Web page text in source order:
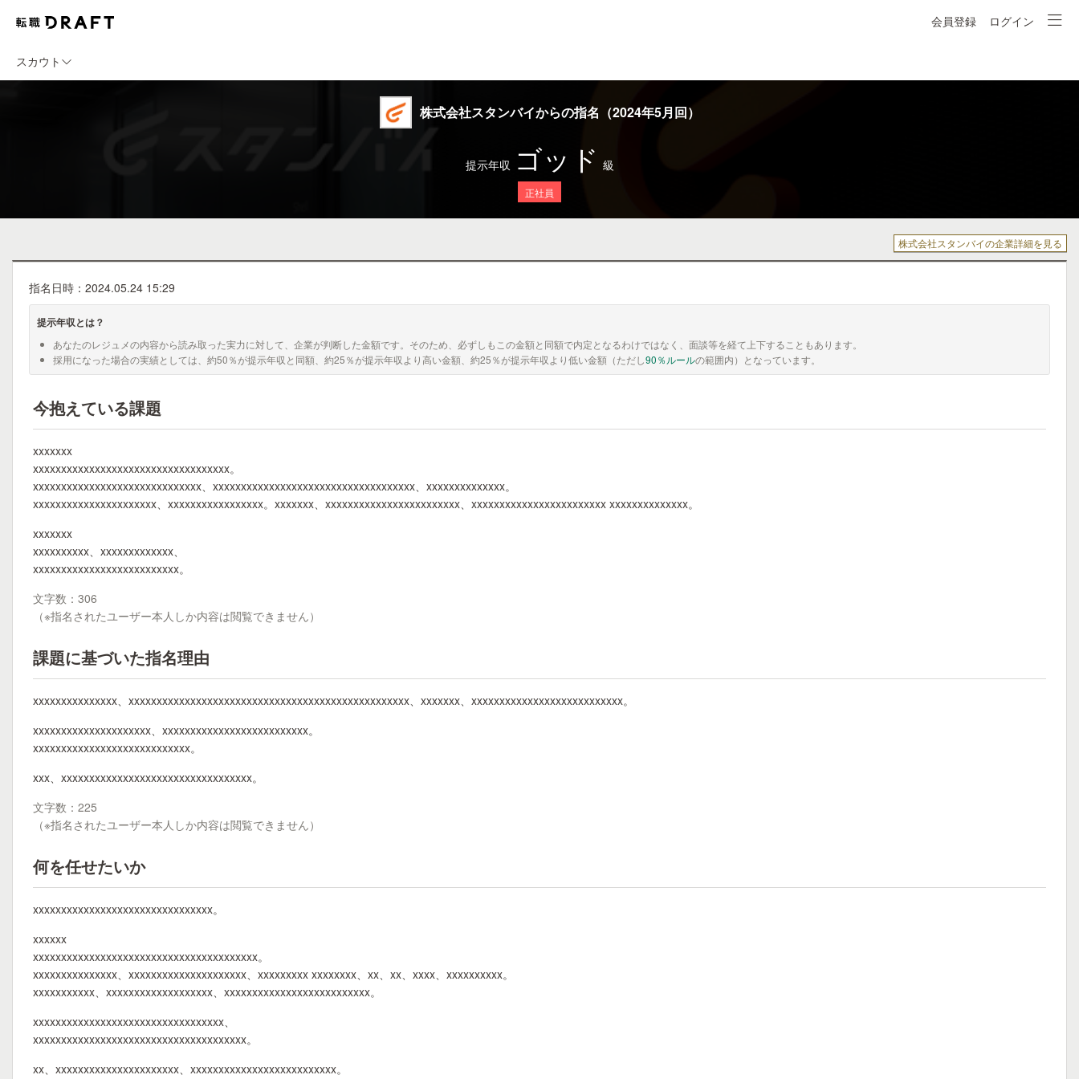
会員登録 ログイン
スカウト
株式会社スタンバイからの指名（2024年5月回）
提示年収 ゴッド 級
正社員
株式会社スタンバイの企業詳細を見る
指名日時：2024.05.24 15:29
提示年収とは？
あなたのレジュメの内容から読み取った実力に対して、企業が判断した金額です。そのため、必ずしもこの金額と同額で内定となるわけではなく、面談等を経て上下することもあります。
採用になった場合の実績としては、約50％が提示年収と同額、約25％が提示年収より高い金額、約25％が提示年収より低い金額（ただし90％ルールの範囲内）となっています。
今抱えている課題
xxxxxxx
xxxxxxxxxxxxxxxxxxxxxxxxxxxxxxxxxxx。
xxxxxxxxxxxxxxxxxxxxxxxxxxxxxx、xxxxxxxxxxxxxxxxxxxxxxxxxxxxxxxxxxxx、xxxxxxxxxxxxxx。
xxxxxxxxxxxxxxxxxxxxxx、xxxxxxxxxxxxxxxxx。xxxxxxx、xxxxxxxxxxxxxxxxxxxxxxxx、xxxxxxxxxxxxxxxxxxxxxxxx xxxxxxxxxxxxxx。
xxxxxxx
xxxxxxxxxx、xxxxxxxxxxxxx、
xxxxxxxxxxxxxxxxxxxxxxxxxx。
文字数：306
（※指名されたユーザー本人しか内容は閲覧できません）
課題に基づいた指名理由
xxxxxxxxxxxxxxx、xxxxxxxxxxxxxxxxxxxxxxxxxxxxxxxxxxxxxxxxxxxxxxxxxx、xxxxxxx、xxxxxxxxxxxxxxxxxxxxxxxxxxx。
xxxxxxxxxxxxxxxxxxxxx、xxxxxxxxxxxxxxxxxxxxxxxxxx。
xxxxxxxxxxxxxxxxxxxxxxxxxxxx。
xxx、xxxxxxxxxxxxxxxxxxxxxxxxxxxxxxxxxx。
文字数：225
（※指名されたユーザー本人しか内容は閲覧できません）
何を任せたいか
xxxxxxxxxxxxxxxxxxxxxxxxxxxxxxxx。
xxxxxx
xxxxxxxxxxxxxxxxxxxxxxxxxxxxxxxxxxxxxxxx。
xxxxxxxxxxxxxxx、xxxxxxxxxxxxxxxxxxxxx、xxxxxxxxx xxxxxxxx、xx、xx、xxxx、xxxxxxxxxx。
xxxxxxxxxxx、xxxxxxxxxxxxxxxxxxx、xxxxxxxxxxxxxxxxxxxxxxxxxx。
xxxxxxxxxxxxxxxxxxxxxxxxxxxxxxxxxx、
xxxxxxxxxxxxxxxxxxxxxxxxxxxxxxxxxxxxxx。
xx、xxxxxxxxxxxxxxxxxxxxxx、xxxxxxxxxxxxxxxxxxxxxxxxxx。